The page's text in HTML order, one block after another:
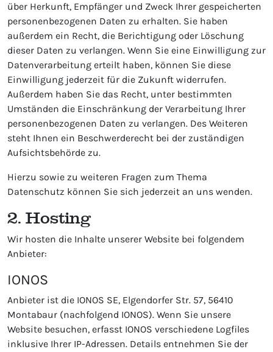
über Herkunft, Empfänger und Zweck Ihrer gespeicherten
personenbezogenen Daten zu erhalten. Sie haben
außerdem ein Recht, die Berichtigung oder Löschung
dieser Daten zu verlangen. Wenn Sie eine Einwilligung zur
Datenverarbeitung erteilt haben, können Sie diese
Einwilligung jederzeit für die Zukunft widerrufen.
Außerdem haben Sie das Recht, unter bestimmten
Umständen die Einschränkung der Verarbeitung Ihrer
personenbezogenen Daten zu verlangen. Des Weiteren
steht Ihnen ein Beschwerderecht bei der zuständigen
Aufsichtsbehörde zu.
Hierzu sowie zu weiteren Fragen zum Thema
Datenschutz können Sie sich jederzeit an uns wenden.
2. Hosting
Wir hosten die Inhalte unserer Website bei folgendem
Anbieter:
IONOS
Anbieter ist die IONOS SE, Elgendorfer Str. 57, 56410
Montabaur (nachfolgend IONOS). Wenn Sie unsere
Website besuchen, erfasst IONOS verschiedene Logfiles
inklusive Ihrer IP-Adressen. Details entnehmen Sie der